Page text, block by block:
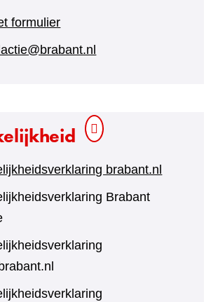
formulier(verwijst
naar
brabant.nl
Brabant